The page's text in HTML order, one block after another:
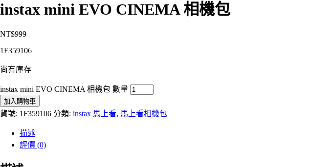
instax mini EVO CINEMA 相機包
NT$999
1F359106
尚有庫存
instax mini EVO CINEMA 相機包 數量
加入購物車
貨號: 1F359106 分類: instax 馬上看, 馬上看相機包
描述
評價 (0)